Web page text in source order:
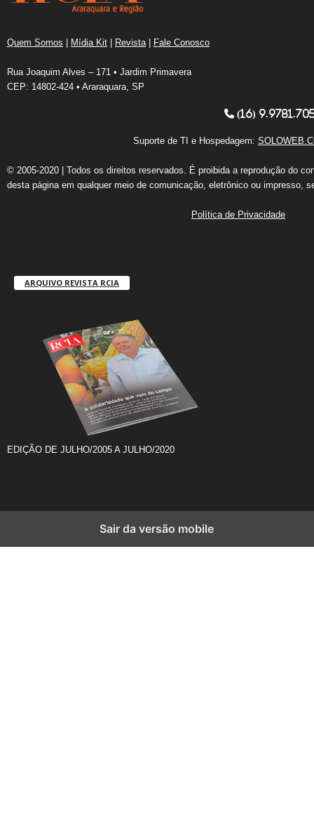
Quem Somos | Mídia Kit | Revista | Fale Conosco
Rua Joaquim Alves – 171 • Jardim Primavera
CEP: 14802-424 • Araraquara, SP
(16)
Suporte de TI e Hospedagem:
© 2005-2020 | Todos os direitos reservados. É proibida a reprodução do
desta página em qualquer meio de comunicação, eletrônico ou impresso,
Política de Privacidade
ARQUIVO REVISTA RCIA
EDIÇÃO DE JULHO/2005 A JULHO/2020
Sair da versão mobile